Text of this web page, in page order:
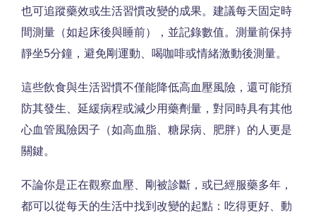
也可追蹤藥效或生活習慣改變的成果。建議每天固定時
間測量（如起床後與睡前），並記錄數值。測量前保持
靜坐5分鐘，避免剛運動、喝咖啡或情緒激動後測量。
這些飲食與生活習慣不僅能降低高血壓風險，還可能預
防其發生、延緩病程或減少用藥劑量，對同時具有其他
心血管風險因子（如高血脂、糖尿病、肥胖）的人更是
關鍵。
不論你是正在觀察血壓、剛被診斷，或已經服藥多年，
都可以從每天的生活中找到改變的起點：吃得更好、動